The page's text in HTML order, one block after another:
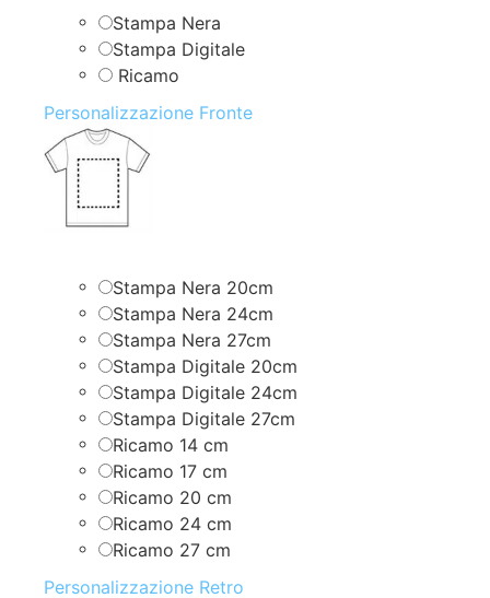
Stampa Nera
Stampa Digitale
Ricamo
Personalizzazione Fronte
Stampa Nera 20cm
Stampa Nera 24cm
Stampa Nera 27cm
Stampa Digitale 20cm
Stampa Digitale 24cm
Stampa Digitale 27cm
Ricamo 14 cm
Ricamo 17 cm
Ricamo 20 cm
Ricamo 24 cm
Ricamo 27 cm
Personalizzazione Retro